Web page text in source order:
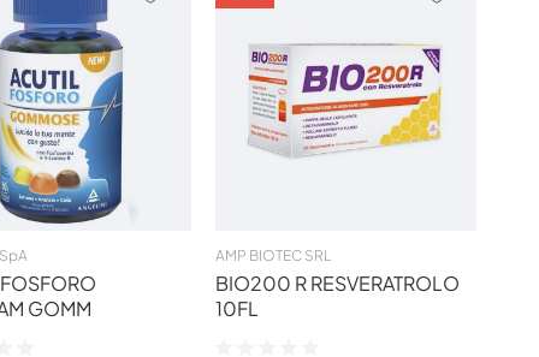
GOMM
PREFERITI
AMP BIOTEC SRL
BIO200 R RESVERATROLO
10FL